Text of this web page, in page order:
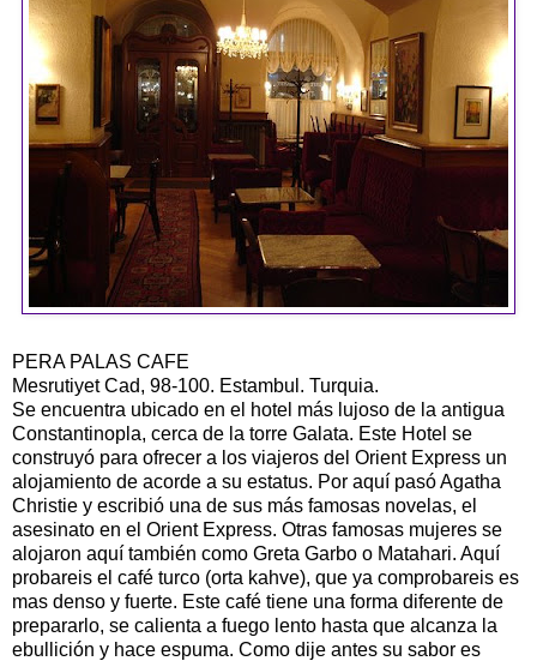
PERA PALAS CAFE
Mesrutiyet Cad, 98-100. Estambul. Turquia.
Se encuentra ubicado en el hotel más lujoso de la antigua
Constantinopla, cerca de la torre Galata. Este Hotel se
construyó para ofrecer a los viajeros del Orient Express un
alojamiento de acorde a su estatus. Por aquí pasó Agatha
Christie y escribió una de sus más famosas novelas, el
asesinato en el Orient Express. Otras famosas mujeres se
alojaron aquí también como Greta Garbo o Matahari. Aquí
probareis el café turco (orta kahve), que ya comprobareis es
mas denso y fuerte. Este café tiene una forma diferente de
prepararlo, se calienta a fuego lento hasta que alcanza la
ebullición y hace espuma. Como dije antes su sabor es